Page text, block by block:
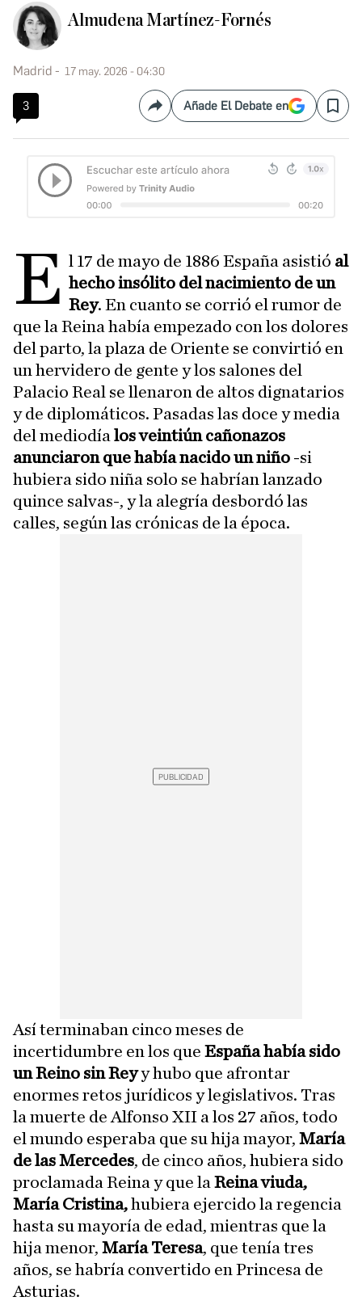
Almudena Martínez-Fornés
Madrid 17 may. 2026 - 04:30
3 CompartirAñade El Debate en Save
E l 17 de mayo de 1886 España asistió al
hecho insólito del nacimiento de un
Rey. En cuanto se corrió el rumor de
que la Reina había empezado con los dolores
del parto, la plaza de Oriente se convirtió en
un hervidero de gente y los salones del
Palacio Real se llenaron de altos dignatarios
y de diplomáticos. Pasadas las doce y media
del mediodía los veintiún cañonazos
anunciaron que había nacido un niño -si
hubiera sido niña solo se habrían lanzado
quince salvas-, y la alegría desbordó las
calles, según las crónicas de la época.
Así terminaban cinco meses de
incertidumbre en los que España había sido
un Reino sin Reyy hubo que afrontar
enormes retos jurídicos y legislativos. Tras
la muerte de Alfonso XII a los 27 años, todo
el mundo esperaba que su hija mayor, María
de las Mercedes, de cinco años, hubiera sido
proclamada Reina y que la Reina viuda,
María Cristina,hubiera ejercido la regencia
hasta su mayoría de edad, mientras que la
hija menor, María Teresa, que tenía tres
años, se habría convertido en Princesa de
Asturias.